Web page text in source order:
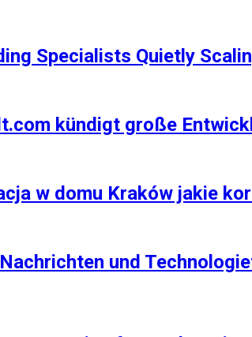
Specialists Quietly
kündigt große
w domu Kraków jakie
und